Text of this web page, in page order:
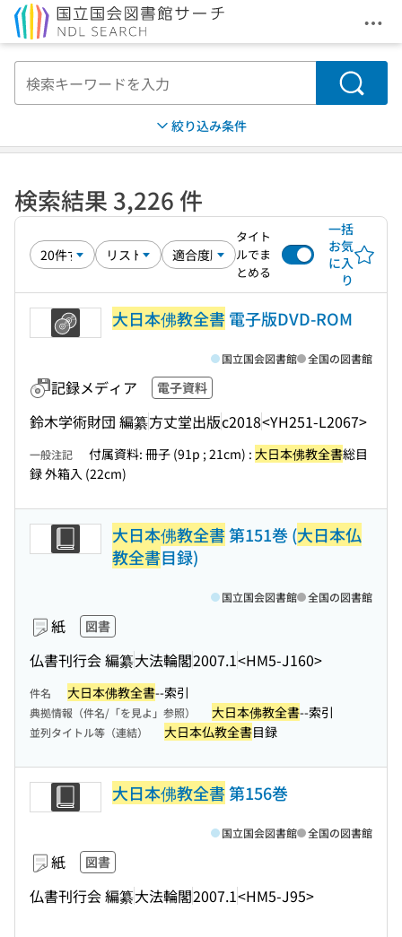
メ
検索
絞り込み条件
検索結果 3,226 件
タイト
ルでま
とめる
一括
お気
に入
り
大日本佛教全書 電子版DVD-ROM
記録メディア 電子資料
鈴木学術財団 編纂方丈堂出版c2018<YH251-L2067>
国立国会図書館 全国の図書館
一般注記 付属資料: 冊子 (91p ; 21cm) : 大日本佛教全書総目
録 外箱入 (22cm)
大日本佛教全書第151巻 (大日本仏
教全書目録)
紙 図書
仏書刊行会 編纂大法輪閣2007.1<HM5-J160>
国立国会図書館 全国の図書館
件名 大日本佛教全書--索引
典拠情報（件名/「を見よ」参照） 大日本佛教全書--索引
並列タイトル等（連結） 大日本仏教全書目録
大日本佛教全書第156巻
紙 図書
仏書刊行会 編纂大法輪閣2007.1<HM5-J95>
国立国会図書館 全国の図書館